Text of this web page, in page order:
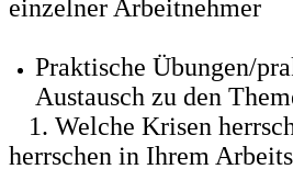
einzelner Arbeitnehmer
Praktische Übungen/
Austausch zu den
1. Welche Krisen
herrschen in Ihrem